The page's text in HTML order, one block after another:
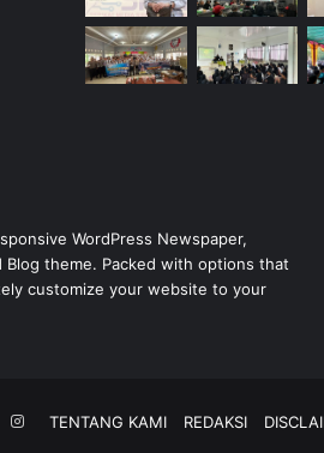
WordPress Newspaper,
Blog theme. Packed with options that
customize your website to your
TENTANG KAMI REDAKSI
Instagram